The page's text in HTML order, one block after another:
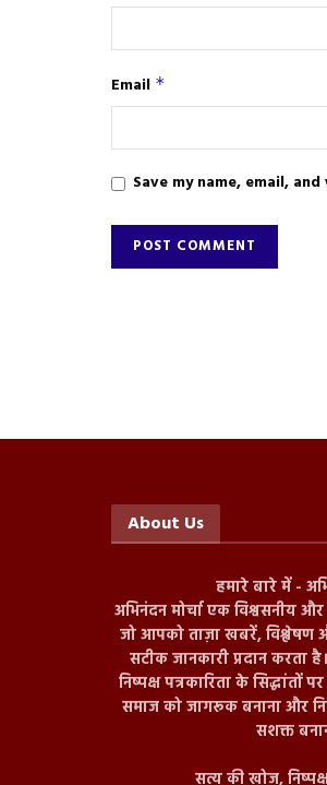
Email *
Save my name, email,
About Us
हमारे बारे में -
अभिनंदन मोर्चा एक विश्वसनीय और
जो आपको ताज़ा खबरें,
सटीक जानकारी प्रदान करता
निष्पक्ष पत्रकारिता के सिद्धांतों
समाज को जागरूक बनाना और
सशक्त
सत्य की खोज,